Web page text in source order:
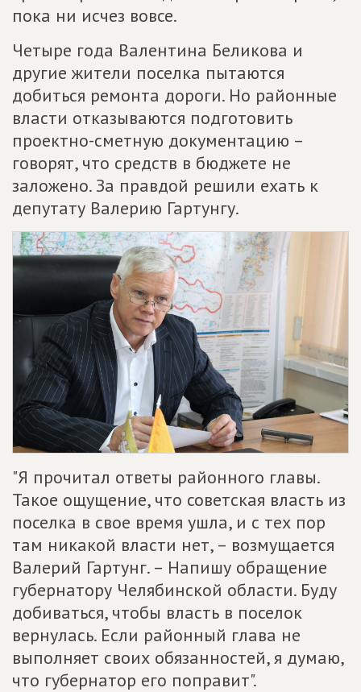
пока ни исчез вовсе.
Четыре года Валентина Беликова и
другие жители поселка пытаются
добиться ремонта дороги. Но районные
власти отказываются подготовить
проектно-сметную документацию –
говорят, что средств в бюджете не
заложено. За правдой решили ехать к
депутату Валерию Гартунгу.
"Я прочитал ответы районного главы.
Такое ощущение, что советская власть из
поселка в свое время ушла, и с тех пор
там никакой власти нет, – возмущается
Валерий Гартунг. – Напишу обращение
губернатору Челябинской области. Буду
добиваться, чтобы власть в поселок
вернулась. Если районный глава не
выполняет своих обязанностей, я думаю,
что губернатор его поправит".